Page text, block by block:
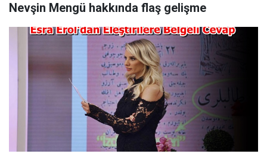
Nevşin Mengü hakkında flaş gelişme